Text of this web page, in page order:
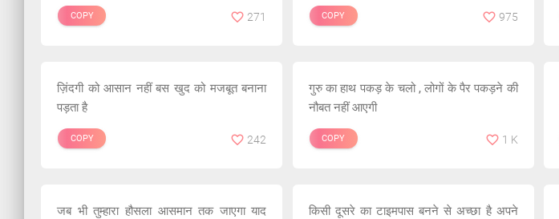
COPY 271 COPY 975
ज़िंदगी को आसान नहीं बस खुद को मजबूत बनाना
पड़ता है
COPY 242
गुरु का हाथ पकड़ के चलो , लोगों के पैर पकड़ने की
नौबत नहीं आएगी
COPY 1 K
जब भी तुम्हारा हौसला आसमान तक जाएगा याद
किसी दूसरे का टाइमपास बनने से अच्छा है अपने